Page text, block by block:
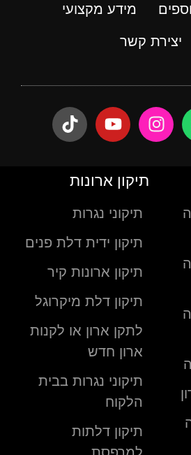
מידע מקצועי
יצירת קשר
תיקון ארונות
תיקוני נגרות
תיקון ידית דלת פנים
תיקון ארונות קיר
תיקון דלת מיקרוגל
לתקן ארון או לקנות
ארון חדש
תיקוני נגרות בבית
הלקוח
תיקון דלתות